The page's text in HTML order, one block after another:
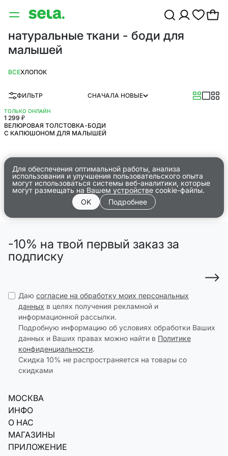
натуральные ткани - боди для
малышей
ВСЕХЛОПОК
ФИЛЬТР СНАЧАЛА НОВЫЕ
ТОЛЬКО ОНЛАЙН
1 299 ₽
ВЕЛЮРОВАЯ ТОЛСТОВКА-БОДИ
С КАПЮШОНОМ ДЛЯ МАЛЫШЕЙ
Для обеспечения оптимальной работы, анализа
использования и улучшения пользовательского опыта
могут использоваться системы веб-аналитики, которые
могут размещать на Вашем устройстве cookie-файлы.
OK
Подробнее
-10% на твой первый заказ за
подписку
Даю согласие на обработку моих персональных
данных в целях получения рекламной и
информационной рассылки.
Подробную информацию об условиях обработки Ваших
данных и Ваших правах можно найти в Политике
конфиденциальности.
Скидка 10% не распространяется на товары со
скидками
МОСКВА
ИНФО
О НАС
МАГАЗИНЫ
ПРИЛОЖЕНИЕ